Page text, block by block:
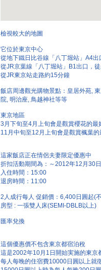
檢視較大的地圖
它位於東京中心
從地下鐵日比谷線「八丁堀站」A4
從JR京葉線「八丁堀站」B1出口，
從JR東京站走路約15分鐘
飯店周邊觀光購物景點：皇居外苑,
院, 明治座, 鳥越神社等等
東京地區
3月下旬至4月上旬會是觀賞櫻花的最
11月中旬至12月上旬會是觀賞楓葉的
這家飯店正在情侶夫妻限定優惠中
折扣活動期間為：～2012年12月30日
入住時間：15:00
退房時間：11:00
2人成行每人 促銷價：6,400日圓起(
房型 : 一張雙人床(SEMI-DBLB以上)
匯率兌換
這個優惠價不包含東京都宿泊稅
這是2002年10月1日開始実施的東京
每人每晚的住宿費10000日圓以上就